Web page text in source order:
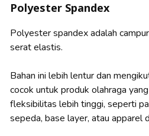
Polyester Spandex
Polyester spandex adalah
serat elastis.
Bahan ini lebih lentur dan
cocok untuk produk olahraga
fleksibilitas lebih tinggi, seperti
sepeda, base layer, atau apparel